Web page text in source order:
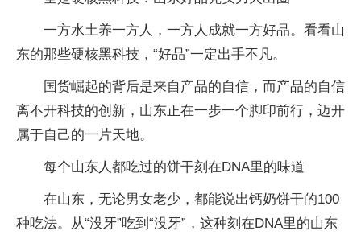
一方水土养一方人，一方人成就一方好品。看看山
东的那些硬核黑科技，“好品”一定出手不凡。
国货崛起的背后是来自产品的自信，而产品的自信
离不开科技的创新，山东正在一步一个脚印前行，迈开
属于自己的一片天地。
每个山东人都吃过的饼干刻在DNA里的味道
在山东，无论男女老少，都能说出钙奶饼干的100
种吃法。从“没牙”吃到“没牙”，这种刻在DNA里的山东